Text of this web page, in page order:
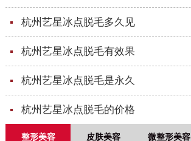
杭州艺星冰点脱毛多久见
杭州艺星冰点脱毛有效果
杭州艺星冰点脱毛是永久
杭州艺星冰点脱毛的价格
整形美容 皮肤美容 微整形美容